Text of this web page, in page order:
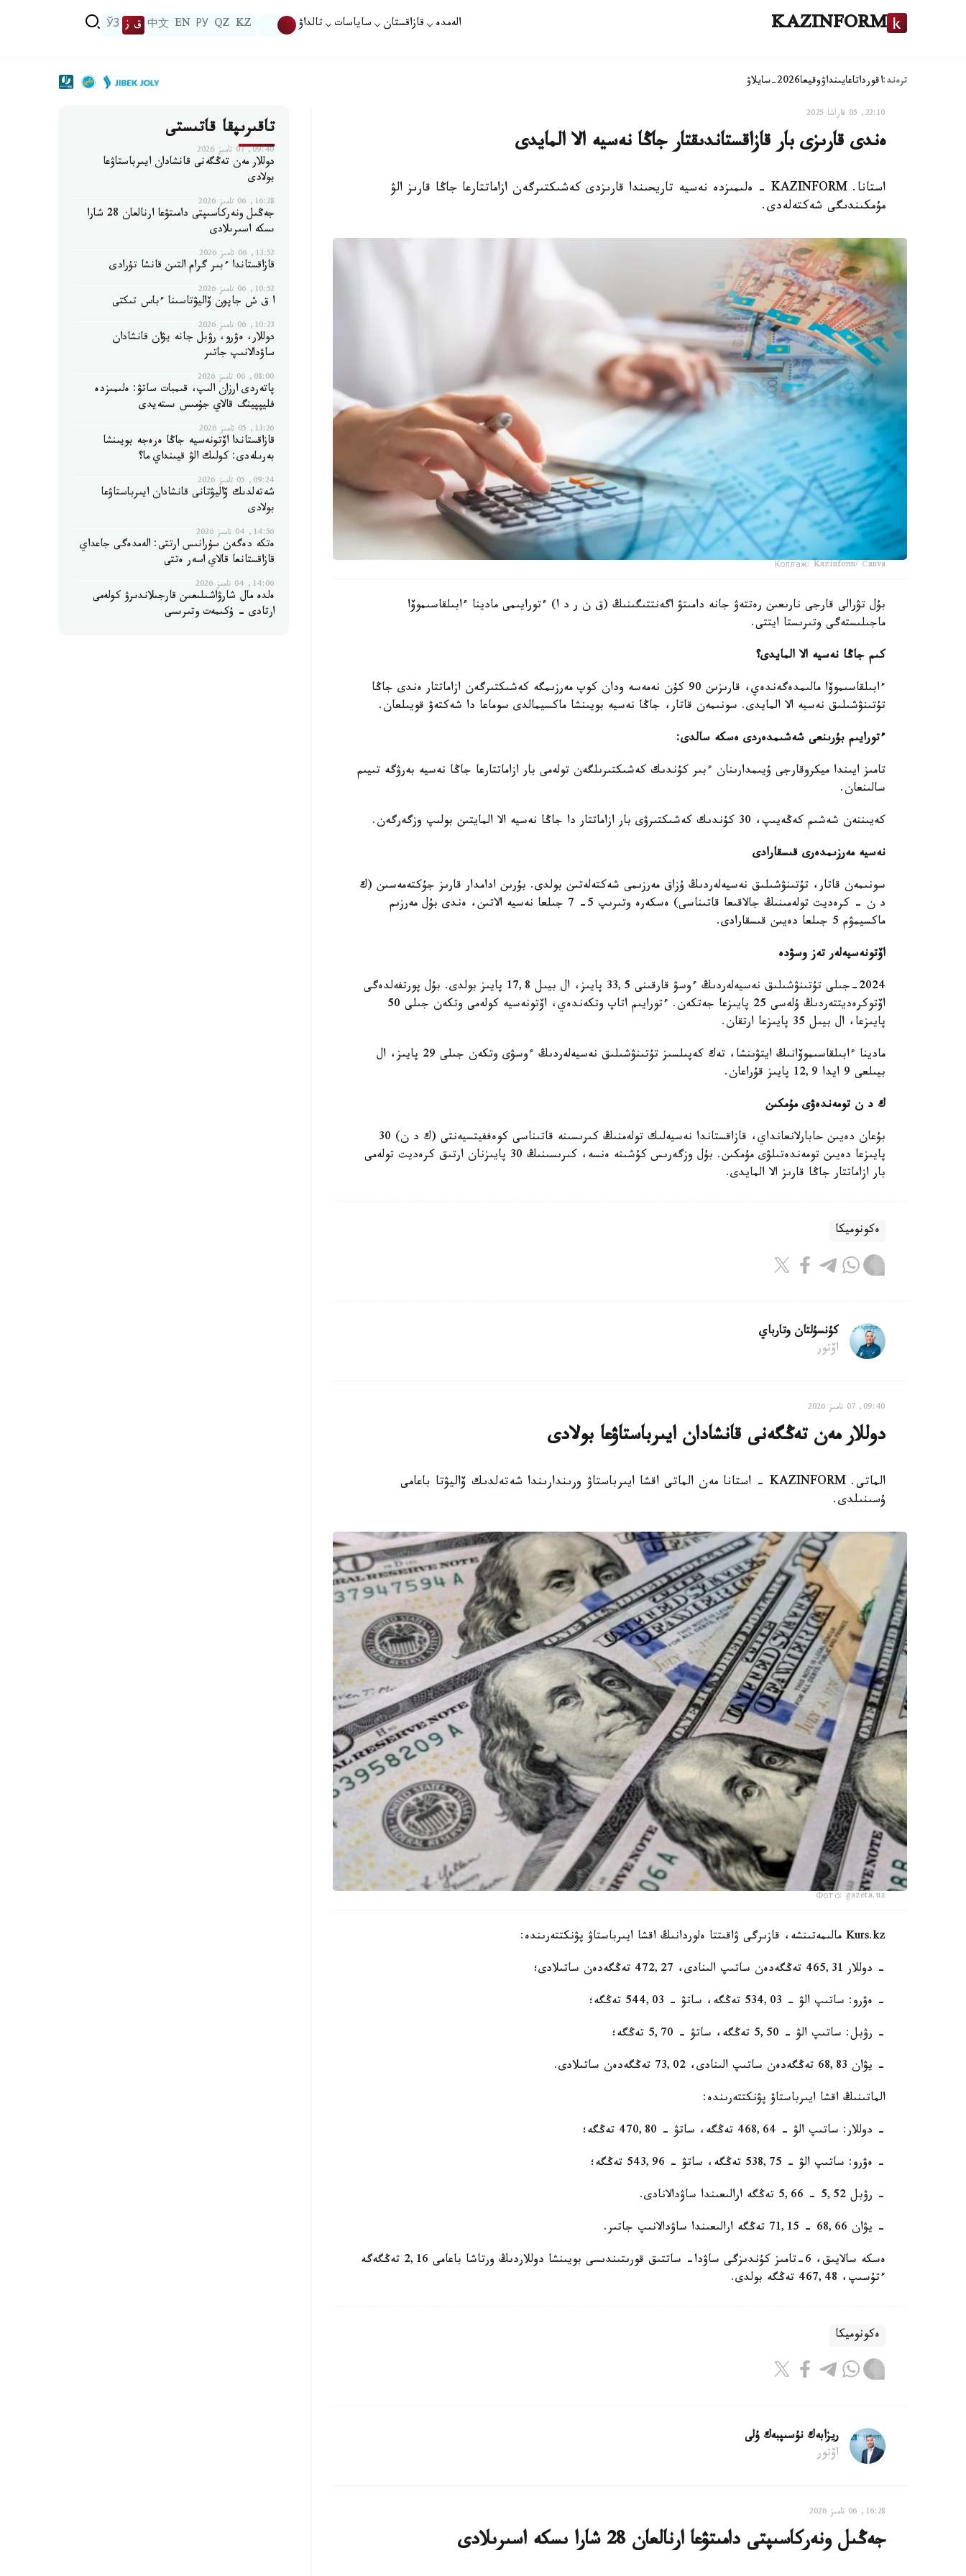
KAZINFORM الەمدە قازاقستان ساياسات تالداۋ KZ
QZ
РУ
EN
中文 ق ز ЎЗ
ترەند:اقورداتاعايىنداۋوقيعا2026-سايلاۋ
22:10, 05 قاراشا 2025
ەندى قارىزى بار قازاقستاندىقتار جاڭا نەسيە الا المايدى
استانا. KAZINFORM - ەلىمىزدە نەسيە تاريحىندا قارىزدى كەشىكتىرگەن ازاماتتارعا جاڭا قارىز الۋ
مۇمكىندىگى شەكتەلەدى.
Коллаж: Kazinform/ Canva
بۇل تۋرالى قارجى نارىعىن رەتتەۋ جانە دامىتۋ اگەنتتىگىنىڭ (ق ن ر د ا) ءتورايىمى مادينا ءابىلقاسىموۆا
ماجىلىستەگى وتىرىستا ايتتى.
كىم جاڭا نەسيە الا المايدى؟
ءابىلقاسىموۆا مالىمدەگەندەي، قارىزىن 90 كۇن نەمەسە ودان كوپ مەرزىمگە كەشىكتىرگەن ازاماتتار ەندى جاڭا
تۇتىنۋشىلىق نەسيە الا المايدى. سونىمەن قاتار، جاڭا نەسيە بويىنشا ماكسيمالدى سوماعا دا شەكتەۋ قويىلعان.
ءتورايىم بۇرىنعى شەشىمدەردى ەسكە سالدى:
تامىز ايىندا ميكروقارجى ۇيىمدارىنان ءبىر كۇندىك كەشىكتىرىلگەن تولەمى بار ازاماتتارعا جاڭا نەسيە بەرۋگە تىيىم
سالىنعان.
كەيىننەن شەشىم كەڭەيىپ، 30 كۇندىك كەشىكتىرۋى بار ازاماتتار دا جاڭا نەسيە الا المايتىن بولىپ وزگەرگەن.
نەسيە مەرزىمدەرى قىسقارادى
سونىمەن قاتار، تۇتىنۋشىلىق نەسيەلەردىڭ ۇزاق مەرزىمى شەكتەلەتىن بولدى. بۇرىن ادامدار قارىز جۇكتەمەسىن (ك
د ن - كرەديت تولەمىنىڭ جالاقىعا قاتىناسى) ەسكەرە وتىرىپ 5- 7 جىلعا نەسيە الاتىن، ەندى بۇل مەرزىم
ماكسيمۋم 5 جىلعا دەيىن قىسقارادى.
اۆتونەسيەلەر تەز وسۋدە
2024-جىلى تۇتىنۋشىلىق نەسيەلەردىڭ ءوسۋ قارقىنى 33,5 پايىز، ال بيىل 17,8 پايىز بولدى. بۇل پورتفەلدەگى
اۆتوكرەديتتەردىڭ ۇلەسى 25 پايىزعا جەتكەن. ءتورايىم اتاپ وتكەندەي، اۆتونەسيە كولەمى وتكەن جىلى 50
پايىزعا، ال بيىل 35 پايىزعا ارتقان.
مادينا ءابىلقاسىموۆانىڭ ايتۋىنشا، تەك كەپىلسىز تۇتىنۋشىلىق نەسيەلەردىڭ ءوسۋى وتكەن جىلى 29 پايىز، ال
بيىلعى 9 ايدا 12,9 پايىز قۇراعان.
ك د ن تومەندەۋى مۇمكىن
بۇعان دەيىن حابارلانعانداي، قازاقستاندا نەسيەلىك تولەمنىڭ كىرىسىنە قاتىناسى كوەففيتسيەنتى (ك د ن) 30
پايىزعا دەيىن تومەندەتىلۋى مۇمكىن. بۇل وزگەرىس كۇشىنە ەنسە، كىرىسىنىڭ 30 پايىزنان ارتىق كرەديت تولەمى
بار ازاماتتار جاڭا قارىز الا المايدى.
ەكونوميكا
كۇنسۇلتان وتارباي
اۆتور
09:40, 07 تامىز 2026
دوللار مەن تەڭگەنى قانشادان ايىرباستاۋعا بولادى
الماتى. KAZINFORM - استانا مەن الماتى اقشا ايىرباستاۋ ورىندارىندا شەتەلدىك ۆاليۋتا باعامى
ۇسىنىلدى.
Фото: gazeta.uz
Kurs.kz مالىمەتىنشە، قازىرگى ۋاقىتتا ەلوردانىڭ اقشا ايىرباستاۋ پۋنكتتەرىندە:
- دوللار 465,31 تەڭگەدەن ساتىپ الىنادى، 472,27 تەڭگەدەن ساتىلادى؛
- ەۋرو: ساتىپ الۋ - 534,03 تەڭگە، ساتۋ - 544,03 تەڭگە؛
- رۋبل: ساتىپ الۋ - 5,50 تەڭگە، ساتۋ - 5,70 تەڭگە؛
- يۋان 68,83 تەڭگەدەن ساتىپ الىنادى، 73,02 تەڭگەدەن ساتىلادى.
الماتىنىڭ اقشا ايىرباستاۋ پۋنكتتەرىندە:
- دوللار: ساتىپ الۋ - 468,64 تەڭگە، ساتۋ - 470,80 تەڭگە؛
- ەۋرو: ساتىپ الۋ - 538,75 تەڭگە، ساتۋ - 543,96 تەڭگە؛
- رۋبل 5,52 - 5,66 تەڭگە ارالىعىندا ساۋدالانادى.
- يۋان 68,66 - 71,15 تەڭگە ارالىعىندا ساۋدالانىپ جاتىر.
ەسكە سالايىق، 6-تامىز كۇندىزگى ساۋدا- ساتتىق قورىتىندىسى بويىنشا دوللاردىڭ ورتاشا باعامى 2,16 تەڭگەگە
ءتۇسىپ، 467,48 تەڭگە بولدى.
ەكونوميكا
ريزابەك نۇسىپبەك ۇلى
اۆتور
16:28, 06 تامىز 2026
جەڭىل ونەركاسىپتى دامىتۋعا ارنالعان 28 شارا ىسكە اسىرىلادى
تاقىرىپقا قاتىستى
09:40, 07 تامىز 2026
دوللار مەن تەڭگەنى قانشادان ايىرباستاۋعا
بولادى
16:28, 06 تامىز 2026
جەڭىل ونەركاسىپتى دامىتۋعا ارنالعان 28 شارا
ىسكە اسىرىلادى
13:52, 06 تامىز 2026
قازاقستاندا ءبىر گرام التىن قانشا تۇرادى
10:52, 06 تامىز 2026
ا ق ش جاپون ۆاليۋتاسىنا ءباس تىكتى
10:23, 06 تامىز 2026
دوللار، ەۋرو، رۋبل جانە يۋان قانشادان
ساۋدالانىپ جاتىر
08:00, 06 تامىز 2026
پاتەردى ارزان الىپ، قىمبات ساتۋ: ەلىمىزدە
فليپپينگ قالاي جۇمىس ىستەيدى
13:26, 05 تامىز 2026
قازاقستاندا اۆتونەسيە جاڭا ەرەجە بويىنشا
بەرىلەدى: كولىك الۋ قيىنداي ما؟
09:24, 05 تامىز 2026
شەتەلدىك ۆاليۋتانى قانشادان ايىرباستاۋعا
بولادى
14:56, 04 تامىز 2026
ەتكە دەگەن سۇرانىس ارتتى: الەمدەگى جاعداي
قازاقستانعا قالاي اسەر ەتتى
14:06, 04 تامىز 2026
ەلدە مال شارۋاشىلىعىن قارجىلاندىرۋ كولەمى
ارتادى - ۇكىمەت وتىرىسى